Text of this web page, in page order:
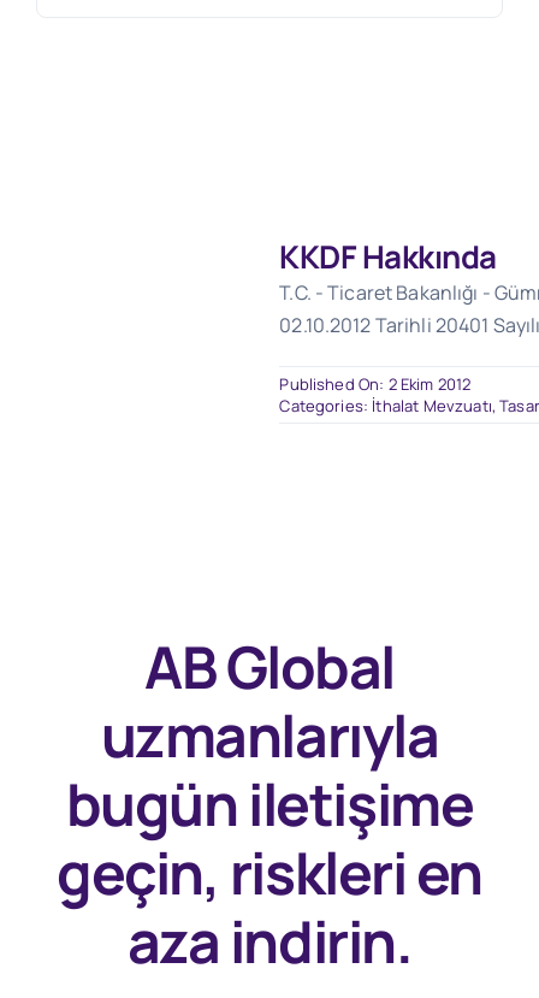
KKDF Hakkında
T.C. - Ticaret Bakanlığı -
02.10.2012 Tarihli 20401
Published On: 2 Ekim 2012
Categories: İthalat Mevzuatı,
AB Global
uzmanlarıyla
bugüniletişime
geçin, riskleri en
aza indirin.